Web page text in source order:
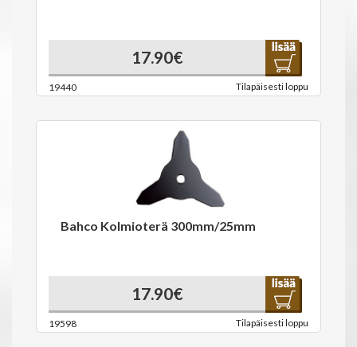
17.90€
19440 Tilapäisesti loppu
Bahco Kolmioterä 300mm/25mm
17.90€
19598 Tilapäisesti loppu